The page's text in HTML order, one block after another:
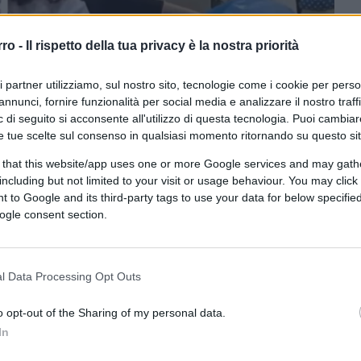
- Il rispetto della tua privacy è la nostra priorità
partner utilizziamo, sul nostro sito, tecnologie come i cookie per
fornire funzionalità per social media e analizzare il nostro
di seguito si acconsente all'utilizzo di questa tecnologia. Puoi
tue scelte sul consenso in qualsiasi momento ritornando su questo
that this website/app uses one or more Google services and may
but not limited to your visit or usage behaviour. You may
to Google and its third-party tags to use your data for below
consent section.
Data Processing Opt Outs
opt-out of the Sharing of my personal data.
su Google CLICCA QUI
al Bosco, la casa editrice contestata per il
all’estrema destra. Dalle 15 alle 15:30,